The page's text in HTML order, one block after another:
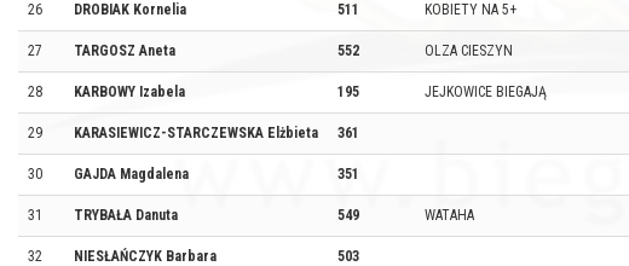
26 DROBIAK Kornelia 511 KOBIETY NA 5+
27 TARGOSZ Aneta 552 OLZA CIESZYN
28 KARBOWY Izabela 195 JEJKOWICE BIEGAJĄ
29 KARASIEWICZ-STARCZEWSKA Elżbieta 361
30 GAJDA Magdalena 351
31 TRYBAŁA Danuta 549 WATAHA
32 NIESŁAŃCZYK Barbara 503